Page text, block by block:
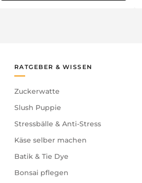
RATGEBER & WISSEN
Zuckerwatte
Slush Puppie
Stressbälle & Anti-Stress
Käse selber machen
Batik & Tie Dye
Bonsai pflegen